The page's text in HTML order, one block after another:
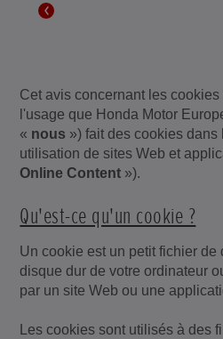
Cet avis concernant les
l'usage que Honda Motor
« nous ») fait des cookies dans
utilisation de sites Web et
Online Content »).
Qu'est-ce qu'un cookie ?
Un cookie est un petit fichier de
disque dur de votre ordinateur
par un site Web ou une
Les cookies sont utilisés à des